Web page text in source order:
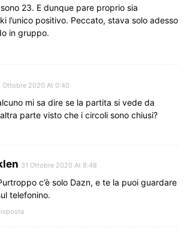
23. E dunque pare proprio sia
l’unico positivo. Peccato, stava solo adesso
in gruppo.
Ottobre 2020 At 0:40
mi sa dire se la partita si vede da
parte visto che i circoli sono chiusi?
31 Ottobre 2020 At 8:48
c’è solo Dazn, e te la puoi guardare
telefonino.